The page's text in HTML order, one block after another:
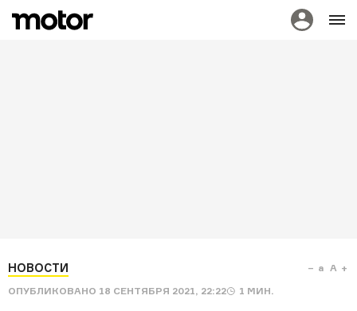
НОВОСТИ
ОПУБЛИКОВАНО 18 СЕНТЯБРЯ 2021, 22:22 1 МИН.
a A